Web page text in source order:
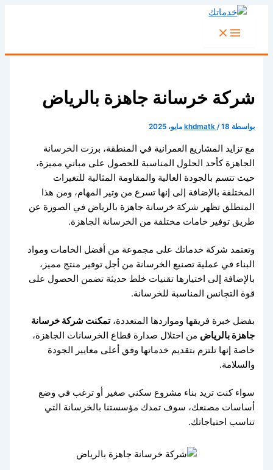
تخطي
شركة خرسانة جاهزة بالرياض
بواسطة khdmatk /18 مايو، 2025
مع تزايد المشاريع العمرانية في المنطقة، برزت الخرسانة
الجاهزة كأحد الحلول المناسبة للحصول على مباني مميزة،
حيث تتسم بالجودة العالية والمقاومة المثالية للتغيرات
المختلفة بالإضافة إلى إنها تسرع من وتير المهام، ومن هذا
المنطلق تظهر شركة خرسانة جاهزة بالرياض في الصورة عن
طريق توفير خامات مختلفة من الخرسانة الجاهزة.
وتعتمد شركة خدماتك على مجموعة من أفضل الخامات ومواد
البناء في عملية تصنيع الخرسانة من أجل توفير منتج مميز،
بالإضافة إلى اختيارها تقنيات خلط حديثة تضمن الحصول على
قوة التجانس المناسبة للخرسانة.
بفضل خبرة فريقها ومواردها المتعددة،تمكنت شركة خرسانة
جاهزة بالرياض من احتلال صدارة قطاع الخرسانات الجاهزة،
خاصة إنها تلتزم بتقديم خدماتها وفق أعلى معايير الجودة
والسلامة.
سواء كنت تريد بناء مشروع سكني صغير أو ترغب في وضع
أساسات مصنعك، سوف تمدك مؤسستنا بالخرسانة التي
تناسب احتياجاتك.